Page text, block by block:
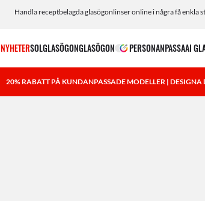
Handla receptbelagda glasögonlinser online i några få enkla
NYHETERSOLGLASÖGONGLASÖGON PERSONANPASSAAI
20% RABATT PÅ KUNDANPASSADE MODELLER |